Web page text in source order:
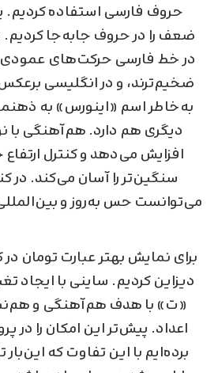
حروف فارسی استفاده
ضعف را در حروف جابه‌جا
در خط فارسی حرکت‌های عمودی
ضخیم‌ترند، و در انگلیسی برعکس.
به‌خاطر اسم «اینورس» به
دیگری هم دارد. هم‌آهنگی با
افزایش می‌دهد و کنترل
سنگین‌تر را آسان می‌کند. در
می‌توانست حس به‌روز و
برای نمایش بهتر عبارت تومان
دیزاین کردیم. ساینی با ایجاد
«ت» با هدف هم‌آهنگی و
اعداد. پیش‌تر این امکان را در
برده‌ایم با این تفاوت که